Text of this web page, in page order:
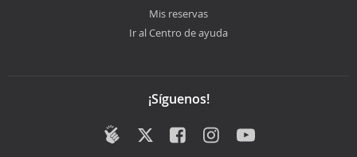
Mis reservas
Ir al Centro de ayuda
¡Síguenos!